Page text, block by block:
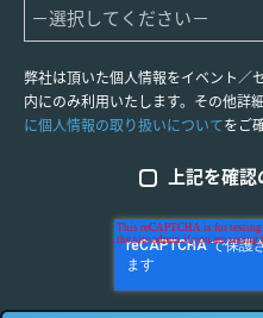
弊社は頂いた個人情報をイベント／
内にのみ利用いたします。その他詳
に個人情報の取り扱いについてをご
上記を確認